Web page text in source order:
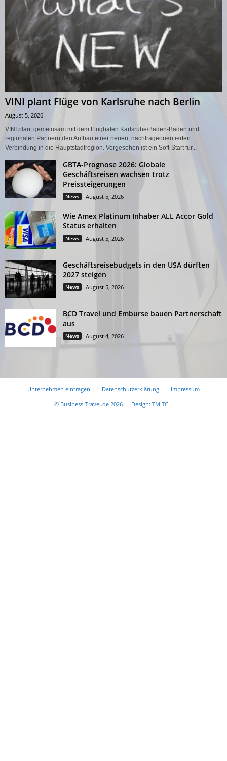
VINI plant Flüge von Karlsruhe nach Berlin
August 5, 2026
VINI plant gemeinsam mit dem Flughafen Karlsruhe/Baden-Baden und
regionalen Partnern den Aufbau einer neuen, nachfrageorientierten
Verbindung in die Hauptstadtregion. Vorgesehen ist ein Soft-Start für...
GBTA-Prognose 2026: Globale
Geschäftsreisen wachsen trotz
Preissteigerungen
News August 5, 2026
Wie Amex Platinum Inhaber ALL Accor Gold
Status erhalten
News August 5, 2026
Geschäftsreisebudgets in den USA dürften
2027 steigen
News August 5, 2026
BCD Travel und Emburse bauen Partnerschaft
aus
News August 4, 2026
Unternehmen eintragen Datenschutzerklärung
Impressum
© Business-Travel.de 2026 -
Design: TMITC